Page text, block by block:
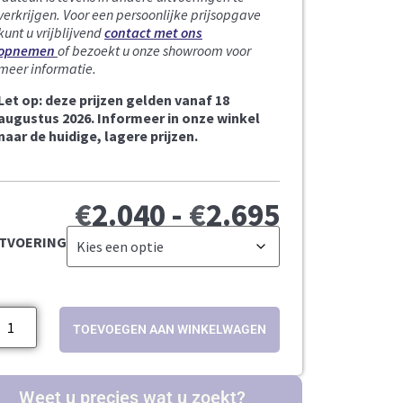
Voor een persoonlijke prijsopgave
u vrijblijvendcontact met ons
of bezoekt u onze showroom voor
informatie.
op: deze prijzen gelden vanaf 18
2026. Informeer in onze winkel
de huidige, lagere prijzen.
€2.040-€2.695
TOEVOEGEN AAN WINKELWAGEN
Weet u precies wat u zoekt?